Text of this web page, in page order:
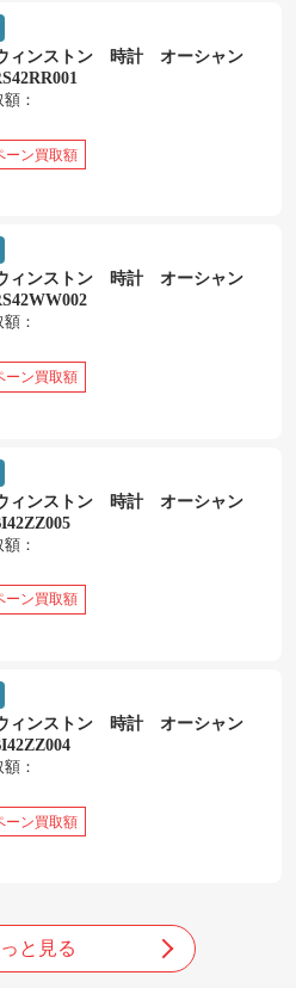
ィンストン 時計 オーシャン
：
ーン買取額
ィンストン 時計 オーシャン
：
ーン買取額
ィンストン 時計 オーシャン
：
ーン買取額
ィンストン 時計 オーシャン
：
ーン買取額
と見る